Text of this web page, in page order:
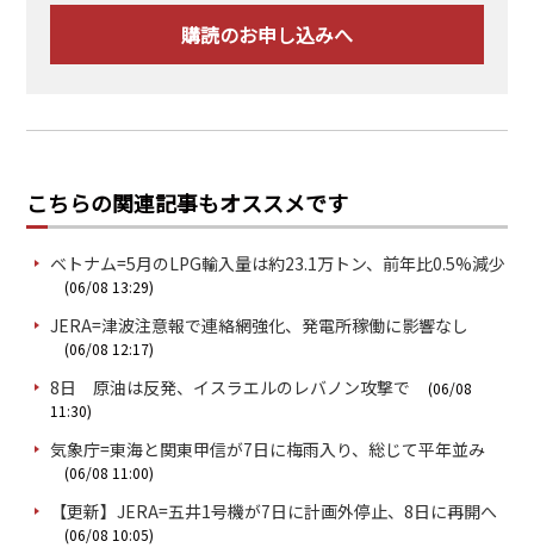
購読のお申し込みへ
こちらの関連記事もオススメです
ベトナム=5月のLPG輸入量は約23.1万トン、前年比0.5%減少
(06/08 13:29)
JERA=津波注意報で連絡網強化、発電所稼働に影響なし
(06/08 12:17)
8日 原油は反発、イスラエルのレバノン攻撃で
(06/08
11:30)
気象庁=東海と関東甲信が7日に梅雨入り、総じて平年並み
(06/08 11:00)
【更新】JERA=五井1号機が7日に計画外停止、8日に再開へ
(06/08 10:05)